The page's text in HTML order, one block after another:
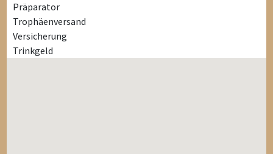
Präparator
Trophäenversand
Versicherung
Trinkgeld